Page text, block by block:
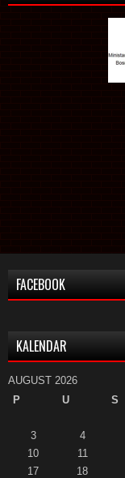
FACEBOOK
KALENDAR
AUGUST 2026
P
U S
3
4
10
11
17
18